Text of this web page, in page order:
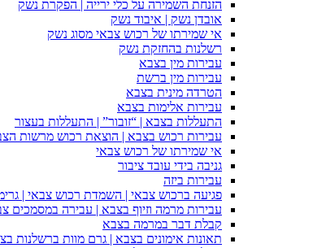
הזנחת השמירה על כלי ירייה | הפקרת נשק
אובדן נשק | איבוד נשק
אי שמירתו של רכוש צבאי מסוג נשק
רשלנות בהחזקת נשק
עבירות מין בצבא
עבירות מין ברשת
הטרדה מינית בצבא
עבירות אלימות בצבא
התעללות בצבא | “זובור” | התעללות בעצור
עבירות רכוש בצבא | הוצאת רכוש מרשות
אי שמירתו של רכוש צבאי
גניבה בידי עובד ציבור
עבירות ביזה
פגיעה ברכוש צבאי | השמדת רכוש צבאי |
עבירות מרמה וזיוף בצבא | עבירה במסמכים
קבלת דבר במרמה בצבא
תאונות אימונים בצבא | גרם מוות ברשלנות